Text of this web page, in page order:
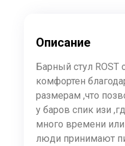
Описание
Барный стул ROST
комфортен
размерам ,что
у баров спик изи
много времени
люди принимают